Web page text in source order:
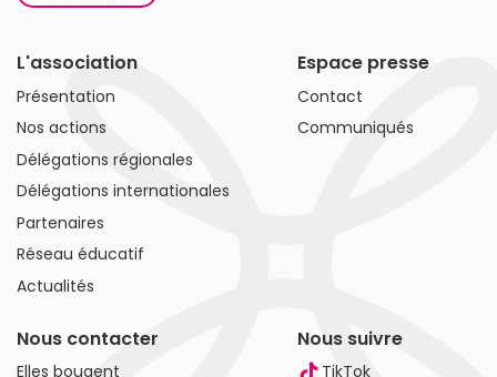
L'association
Présentation
Nos actions
Délégations régionales
Délégations internationales
Partenaires
Réseau éducatif
Actualités
Espace presse
Contact
Communiqués
Nous contacter
Elles bougent
Nous suivre
TikTok